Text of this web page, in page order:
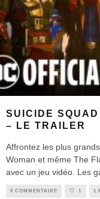
SUICIDE
– LE TRAILER
Affrontez les plus
Woman et même The
avec un jeu vidéo. Les
0 COMMENTAIRE 1 1